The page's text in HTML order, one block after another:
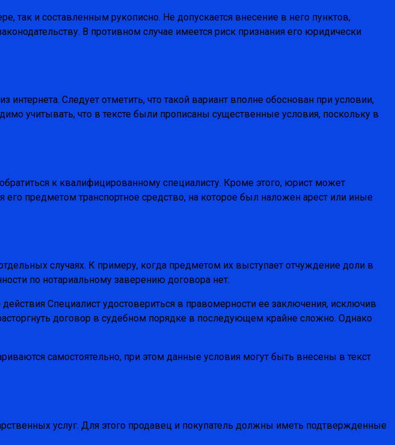
так и составленным рукописно. Не допускается внесение в него пунктов,
В противном случае имеется риск признания его юридически
Следует отметить, что такой вариант вполне обоснован при условии,
учитывать, что в тексте были прописаны существенные условия, поскольку в
к квалифицированному специалисту. Кроме этого, юрист может
предметом транспортное средство, на которое был наложен арест или иные
случаях. К примеру, когда предметом их выступает отчуждение доли в
по нотариальному заверению договора нет.
Специалист удостовериться в правомерности ее заключения, исключив
договор в судебном порядке в последующем крайне сложно. Однако
самостоятельно, при этом данные условия могут быть внесены в текст
услуг. Для этого продавец и покупатель должны иметь подтвержденные